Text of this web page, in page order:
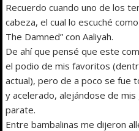
Recuerdo cuando uno de los
cabeza, el cual lo escuché
The Damned” con Aaliyah.
De ahí que pensé que este
el podio de mis favoritos
actual), pero de a poco se fue
y acelerado, alejándose de
parate.
Entre bambalinas me dijeron